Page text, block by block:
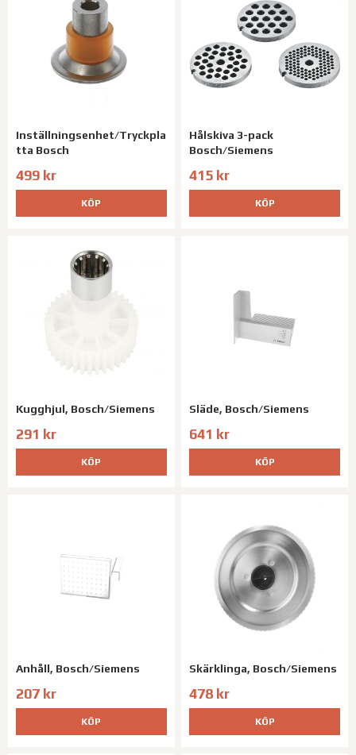
Inställningsenhet/Tryckpla
tta Bosch
499 kr
KÖP
Hålskiva 3-pack
Bosch/Siemens
415 kr
KÖP
Kugghjul, Bosch/Siemens
291 kr
KÖP
Släde, Bosch/Siemens
641 kr
KÖP
Anhåll, Bosch/Siemens
207 kr
KÖP
Skärklinga, Bosch/Siemens
478 kr
KÖP